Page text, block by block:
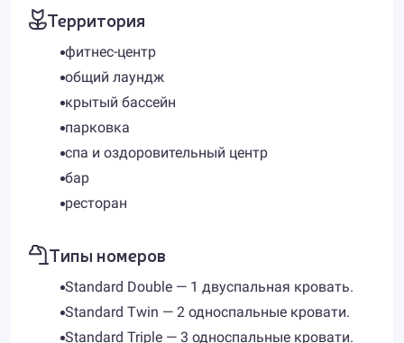
Территория
фитнес-центр
общий лаундж
крытый бассейн
парковка
спа и оздоровительный центр
бар
ресторан
Типы номеров
Standard Double — 1 двуспальная кровать.
Standard Twin — 2 односпальные кровати.
Standard Triple — 3 односпальные кровати.